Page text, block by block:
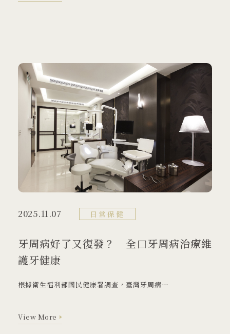
2025.11.07 日常保健
牙周病好了又復發？ 全口牙周病治療維
護牙健康
根據衛生福利部國民健康署調查，臺灣牙周病盛行率高達90%。牙周病是由黏附在牙齒表面的牙菌斑所引起，若口腔衛生欠佳，牙菌斑長期累積在牙齦周邊，而細菌便會分泌毒素，刺激牙齒周圍的組織發炎並導致破壞。
View More